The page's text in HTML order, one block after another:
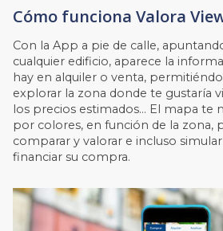
Cómo funciona Valora
Con la App a pie de calle,
cualquier edificio, aparece la
hay en alquiler o venta,
explorar la zona donde te gustaría
los precios estimados… El mapa te
por colores, en función de la zona,
comparar y valorar e incluso
financiar su compra.